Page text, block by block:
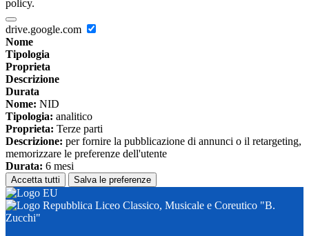
policy.
drive.google.com
Nome
Tipologia
Proprieta
Descrizione
Durata
Nome: NID
Tipologia: analitico
Proprieta: Terze parti
Descrizione: per fornire la pubblicazione di annunci o il retargeting,
memorizzare le preferenze dell'utente
Durata: 6 mesi
Accetta tutti Salva le preferenze
Liceo Classico, Musicale e Coreutico "B.
Zucchi"